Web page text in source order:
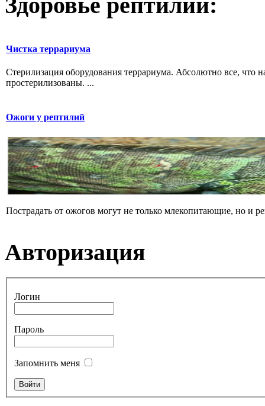
Чистка террариума
Стерилизация оборудования террариума. Абсолютно все, что
простерилизованы. ...
Ожоги у рептилий
Пострадать от ожогов могут не только млекопитающие, но и
Авторизация
Логин
Пароль
Запомнить меня